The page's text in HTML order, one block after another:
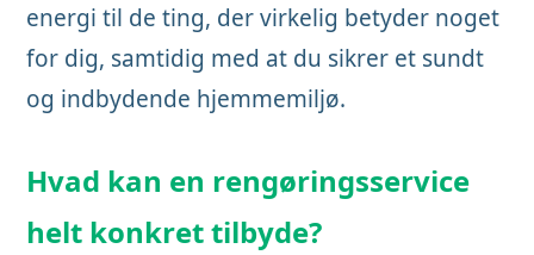
energi til de ting, der virkelig betyder noget
for dig, samtidig med at du sikrer et sundt
og indbydende hjemmemiljø.
Hvad kan en rengøringsservice
helt konkret tilbyde?